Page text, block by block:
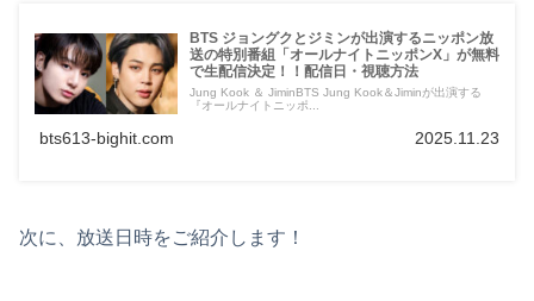
BTS ジョングクとジミンが出演するニッポン放
送の特別番組「オールナイトニッポンX」が無料
で生配信決定！！配信日・視聴方法
Jung Kook ＆ JiminBTS Jung Kook＆Jiminが出演する
『オールナイトニッポ...
bts613-bighit.com 2025.11.23
次に、放送日時をご紹介します！